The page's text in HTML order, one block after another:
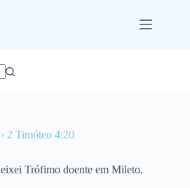
› 2 Timóteo 4:20
Trófimo doente em Mileto.